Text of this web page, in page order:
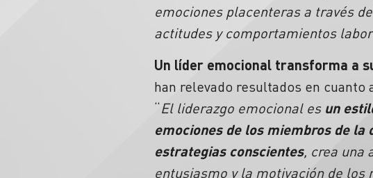
emociones placenteras a través
actitudes y comportamientos
Un líder emocional transforma a
han relevado resultados en
“El liderazgo emocional es un
emociones de los miembros de
estrategias conscientes, crea una
entusiasmo y la motivación de